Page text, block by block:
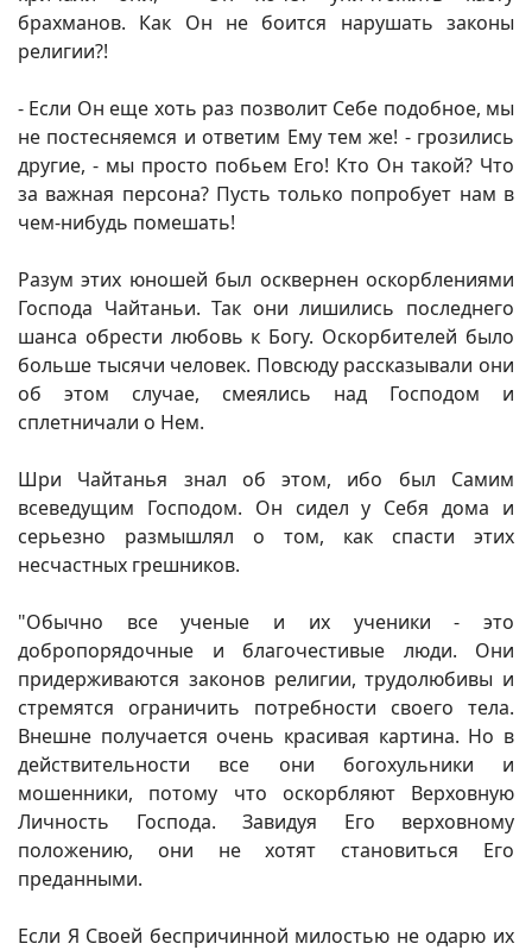
брахманов. Как Он не боится нарушать законы
религии?!
- Если Он еще хоть раз позволит Себе подобное, мы
не постесняемся и ответим Ему тем же! - грозились
другие, - мы просто побьем Его! Кто Он такой? Что
за важная персона? Пусть только попробует нам в
чем-нибудь помешать!
Разум этих юношей был осквернен оскорблениями
Господа Чайтаньи. Так они лишились последнего
шанса обрести любовь к Богу. Оскорбителей было
больше тысячи человек. Повсюду рассказывали они
об этом случае, смеялись над Господом и
сплетничали о Нем.
Шри Чайтанья знал об этом, ибо был Самим
всеведущим Господом. Он сидел у Себя дома и
серьезно размышлял о том, как спасти этих
несчастных грешников.
"Обычно все ученые и их ученики - это
добропорядочные и благочестивые люди. Они
придерживаются законов религии, трудолюбивы и
стремятся ограничить потребности своего тела.
Внешне получается очень красивая картина. Но в
действительности все они богохульники и
мошенники, потому что оскорбляют Верховную
Личность Господа. Завидуя Его верховному
положению, они не хотят становиться Его
преданными.
Если Я Своей беспричинной милостью не одарю их